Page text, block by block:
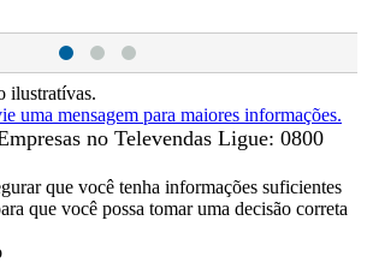
ilustratívas.
uma mensagem para maiores informações.
no Televendas Ligue: 0800
que você tenha informações suficientes
que você possa tomar uma decisão correta